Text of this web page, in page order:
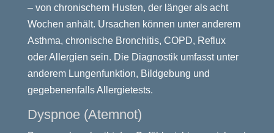
– von chronischem Husten, der länger als acht
Wochen anhält. Ursachen können unter anderem
Asthma, chronische Bronchitis, COPD, Reflux
oder Allergien sein. Die Diagnostik umfasst unter
anderem Lungenfunktion, Bildgebung und
gegebenenfalls Allergietests.
Dyspnoe (Atemnot)